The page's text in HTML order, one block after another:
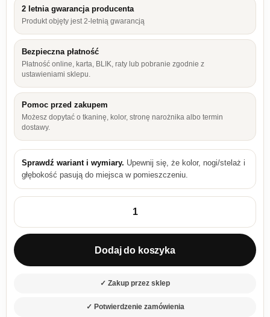
2 letnia gwarancja producenta
Produkt objęty jest 2-letnią gwarancją
Bezpieczna płatność
Płatność online, karta, BLIK, raty lub pobranie zgodnie z
ustawieniami sklepu.
Pomoc przed zakupem
Możesz dopytać o tkaninę, kolor, stronę narożnika albo termin
dostawy.
Sprawdź wariant i wymiary. Upewnij się, że kolor, nogi/stelaż i
głębokość pasują do miejsca w pomieszczeniu.
ilość Szafka górna Arona kaszmir 40 GU-36 1F
Dodaj do koszyka
✓ Zakup przez sklep
✓ Potwierdzenie zamówienia